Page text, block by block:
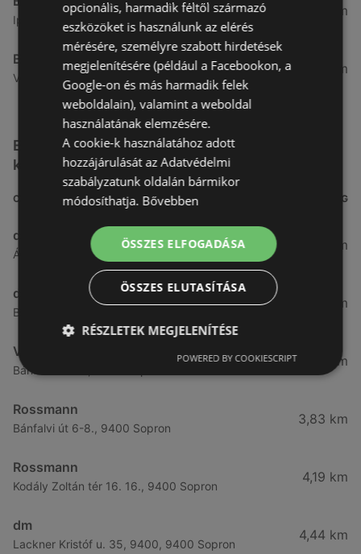
Ipar Körút 30, 9400 Sopron
7,03 km
Benu Gyógyszertárak
Vasút Sor 1, 9432 Fertőd
26,99 km
Egyéb Kozmetikumok és Drogéria üzletek a
közelben
CÍM TÁVOLSÁG
dm
Ágfalvi út 4, 9400, 9400 Sopron
3,26 km
dm
Besenyő u. 23, 9400 Sopron
3,28 km
Vianni
Bánfalvi út 14., 9400 Sopron
3,57 km
Rossmann
Bánfalvi út 6-8., 9400 Sopron
3,83 km
Rossmann
Kodály Zoltán tér 16. 16., 9400 Sopron
4,19 km
dm
Lackner Kristóf u. 35, 9400, 9400 Sopron
4,44 km
opcionális, harmadik féltől származó
eszközöket is használunk az elérés
mérésére, személyre szabott hirdetések
megjelenítésére (például a Facebookon, a
Google-on és más harmadik felek
weboldalain), valamint a weboldal
használatának elemzésére.
A cookie-k használatához adott
hozzájárulását az Adatvédelmi
szabályzatunk oldalán bármikor
módosíthatja. Bővebben
ÖSSZES ELFOGADÁSA
ÖSSZES ELUTASÍTÁSA
RÉSZLETEK MEGJELENÍTÉSE
POWERED BY COOKIESCRIPT